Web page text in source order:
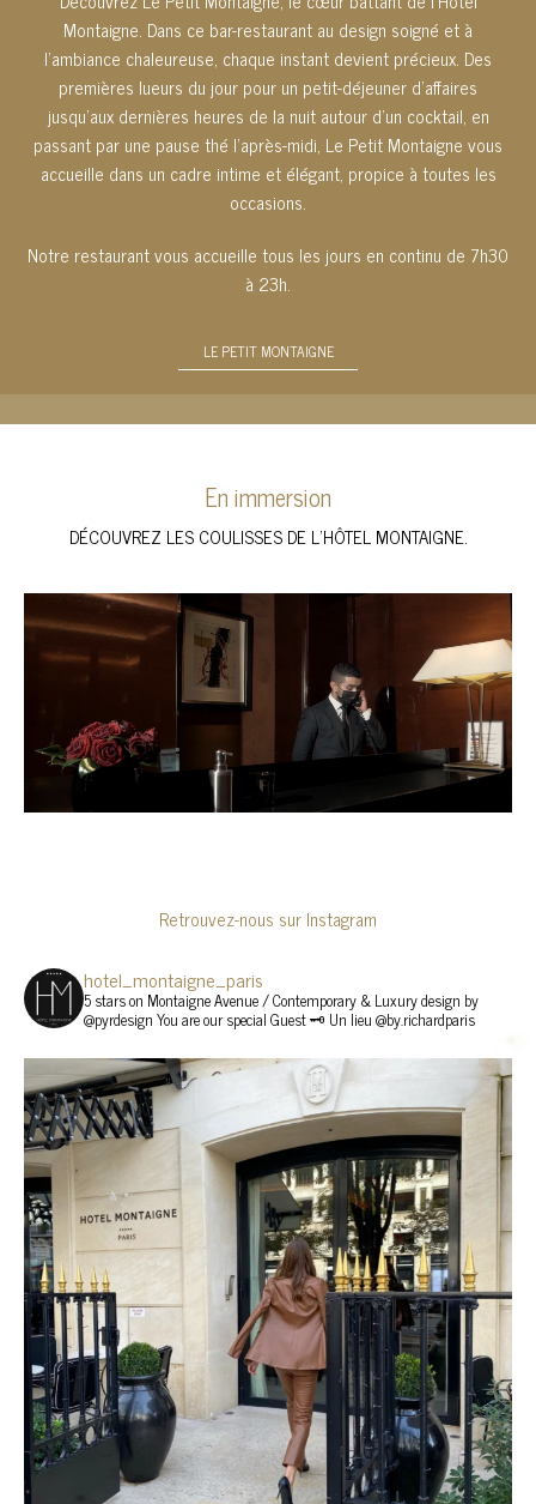
Montaigne. Dans ce bar-restaurant au design soigné et à
l’ambiance chaleureuse, chaque instant devient précieux. Des
premières lueurs du jour pour un petit-déjeuner d’affaires
jusqu’aux dernières heures de la nuit autour d’un cocktail, en
passant par une pause thé l’après-midi, Le Petit Montaigne vous
accueille dans un cadre intime et élégant, propice à toutes les
occasions.
Notre restaurant vous accueille tous les jours en continu de 7h30
à 23h.
LE PETIT MONTAIGNE
En immersion
DÉCOUVREZ LES COULISSES DE L’HÔTEL MONTAIGNE.
Retrouvez-nous sur Instagram
hotel_montaigne_paris
5 stars on Montaigne Avenue / Contemporary & Luxury design by
@pyrdesign You are our special Guest 🗝 Un lieu @by.richardparis